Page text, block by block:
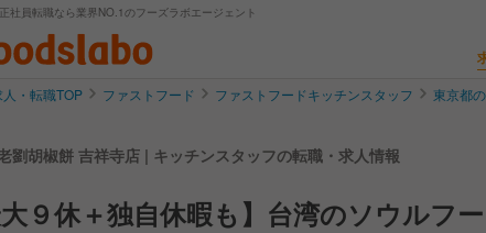
社員転職なら業界NO.1のフーズラボエージェント
・転職TOP ファストフード ファストフードキッチンスタッフ 東京都
劉胡椒餅 吉祥寺店 | キッチンスタッフの転職・求人情報
大９休＋独自休暇も】台湾のソウルフ